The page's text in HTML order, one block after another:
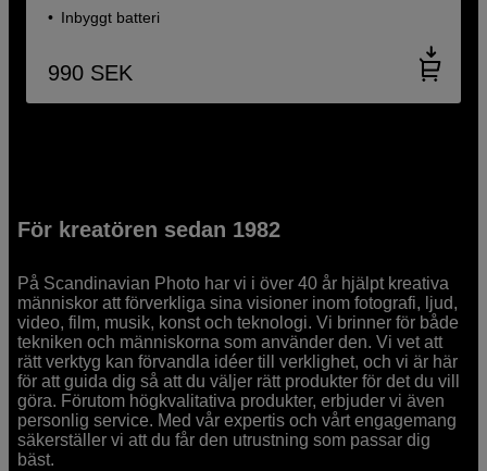
Inbyggt batteri
990 SEK
För kreatören sedan 1982
På Scandinavian Photo har vi i över 40 år hjälpt kreativa
människor att förverkliga sina visioner inom fotografi, ljud,
video, film, musik, konst och teknologi. Vi brinner för både
tekniken och människorna som använder den. Vi vet att
rätt verktyg kan förvandla idéer till verklighet, och vi är här
för att guida dig så att du väljer rätt produkter för det du vill
göra. Förutom högkvalitativa produkter, erbjuder vi även
personlig service. Med vår expertis och vårt engagemang
säkerställer vi att du får den utrustning som passar dig
bäst.